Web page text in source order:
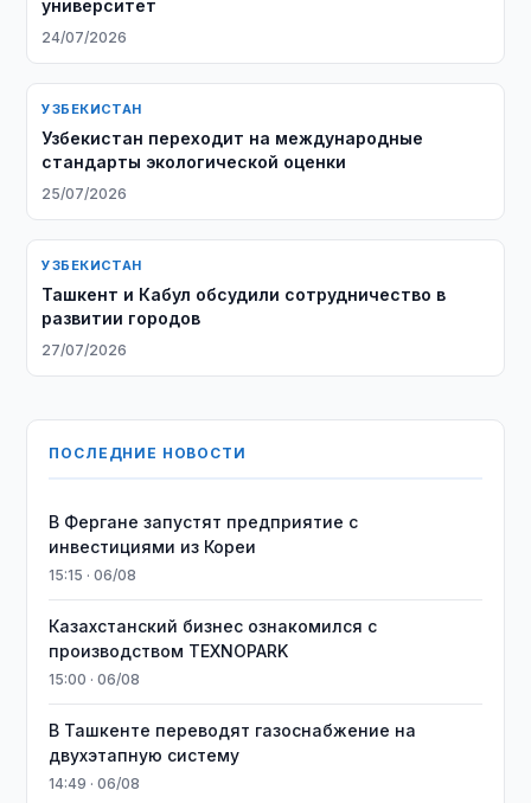
университет
24/07/2026
УЗБЕКИСТАН
Узбекистан переходит на международные
стандарты экологической оценки
25/07/2026
УЗБЕКИСТАН
Ташкент и Кабул обсудили сотрудничество в
развитии городов
27/07/2026
ПОСЛЕДНИЕ НОВОСТИ
В Фергане запустят предприятие с
инвестициями из Кореи
15:15 · 06/08
Казахстанский бизнес ознакомился с
производством TEXNOPARK
15:00 · 06/08
В Ташкенте переводят газоснабжение на
двухэтапную систему
14:49 · 06/08